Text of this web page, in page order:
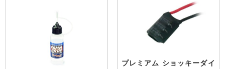
プレミアム ショッキーダイ